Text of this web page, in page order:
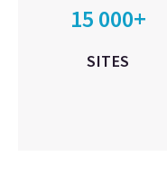
15 000+
SITES